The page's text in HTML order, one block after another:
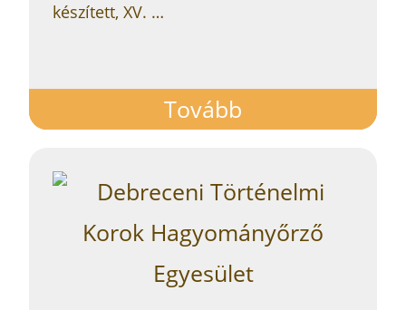
készített, XV. …
Tovább
Tovább